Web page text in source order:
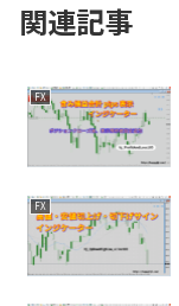
関連記事
FX
FX